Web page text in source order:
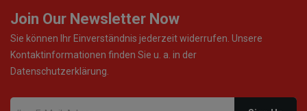
Join Our Newsletter Now
Sie können Ihr Einverständnis jederzeit widerrufen. Unsere
Kontaktinformationen finden Sie u. a. in der
Datenschutzerklärung.